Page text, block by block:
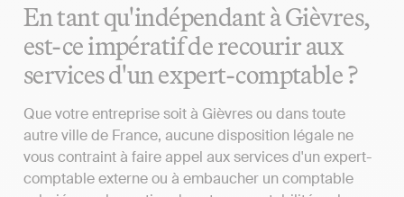
En tant qu'indépendant à Gièvres,
est-ce impératif de recourir aux
services d'un expert-comptable ?
Que votre entreprise soit à Gièvres ou dans toute
autre ville de France, aucune disposition légale ne
vous contraint à faire appel aux services d'un expert-
comptable externe ou à embaucher un comptable